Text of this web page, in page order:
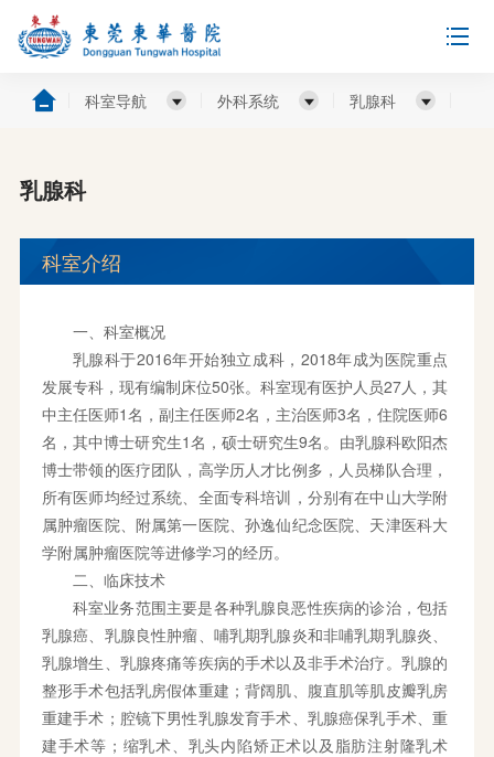
科室导航 外科系统 乳腺科
乳腺科
科室介绍
一、科室概况
乳腺科于2016年开始独立成科，2018年成为医院重点
发展专科，现有编制床位50张。科室现有医护人员27人，其
中主任医师1名，副主任医师2名，主治医师3名，住院医师6
名，其中博士研究生1名，硕士研究生9名。由乳腺科欧阳杰
博士带领的医疗团队，高学历人才比例多，人员梯队合理，
所有医师均经过系统、全面专科培训，分别有在中山大学附
属肿瘤医院、附属第一医院、孙逸仙纪念医院、天津医科大
学附属肿瘤医院等进修学习的经历。
二、临床技术
科室业务范围主要是各种乳腺良恶性疾病的诊治，包括
乳腺癌、乳腺良性肿瘤、哺乳期乳腺炎和非哺乳期乳腺炎、
乳腺增生、乳腺疼痛等疾病的手术以及非手术治疗。乳腺的
整形手术包括乳房假体重建；背阔肌、腹直肌等肌皮瓣乳房
重建手术；腔镜下男性乳腺发育手术、乳腺癌保乳手术、重
建手术等；缩乳术、乳头内陷矫正术以及脂肪注射隆乳术